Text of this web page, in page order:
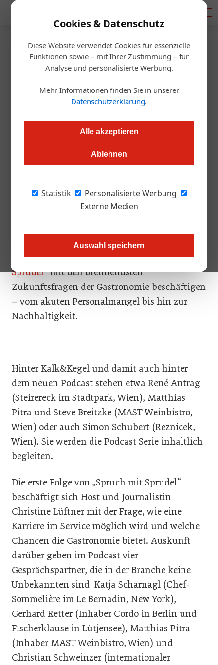
Cookies & Datenschutz
Diese Website verwendet Cookies für essenzielle
Funktionen sowie – mit Ihrer Zustimmung – für
Analyse und personalisierte Werbung.
Mehr Informationen finden Sie in unserer
Datenschutzerklärung.
Alle akzeptieren
Ablehnen
Statistik
Personalisierte Werbung
Externe Medien
Auswahl speichern
Startseite/Allgemein
Digital
Sommeliers starten Podcast
Reihe
René Antrag, Steve Breitzke und Thomas Juranitsch sind
Schwachstellen der Branche. In einer neuen Podcast-Reihe
wollen sie sich den brennendsten Zukunftsfragen der
Das Gastro-FachmediumKalk&Kegel
in der neuenPodcast Reihe „Spruch mit
Sprudel“ mit den brennendsten
Zukunftsfragen der Gastronomie beschäftigen
– vom akuten Personalmangel bis hin zur
Nachhaltigkeit.
Hinter Kalk&Kegel und damit auch hinter
dem neuen Podcast stehen etwa René Antrag
(Steirereck im Stadtpark, Wien), Matthias
Pitra und Steve Breitzke (MAST Weinbistro,
Wien) oder auch Simon Schubert (Reznicek,
Wien). Sie werden die Podcast Serie inhaltlich
begleiten.
Die erste Folge von „Spruch mit Sprudel“
beschäftigt sich Host und Journalistin
Christine Lüftner mit der Frage, wie eine
Karriere im Service möglich wird und welche
Chancen die Gastronomie bietet. Auskunft
darüber geben im Podcast vier
Gesprächspartner, die in der Branche keine
Unbekannten sind: Katja Scharnagl (Chef-
Sommelière im Le Bernadin, New York),
Gerhard Retter (Inhaber Cordo in Berlin und
Fischerklause in Lütjensee), Matthias Pitra
(Inhaber MAST Weinbistro, Wien) und
Christian Schweinzer (internationaler